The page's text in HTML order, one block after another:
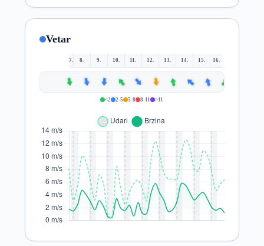
Vetar
7. 8. 9. 10. 11. 12. 13. 14. 15. 16.